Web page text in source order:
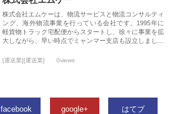
株式会社エムケーは、物流サービスと物流コンサルティ
ング、海外物流事業を行っている会社です。1995年に
軽貨物トラック宅配便からスタートし、徐々に事業を拡
大しながら、早い時点でミャンマー支店も設立しまし…
[運送業][運送業] 0views
facebook google+ はてブ